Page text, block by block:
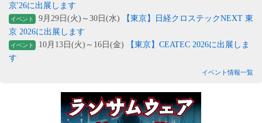
京'26に出展します
イベント 9月29日(火)～30日(水)
【東京】日経クロステックNEXT 東
京 2026に出展します
イベント 10月13日(火)～16日(金)
【東京】CEATEC 2026に出展しま
す
イベント情報一覧